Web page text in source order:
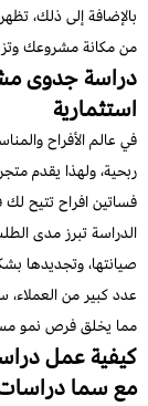
بالإضافة إلى ذلك،
من مكانة مشروعك
دراسة جدوى
استثمارية
في عالم الأفراح
ربحية، ولهذا يقدم
فساتين افراح تتيح
الدراسة تبرز مدى
صيانتها، وتجديدها
عدد كبير من العملاء،
مما يخلق فرص نمو
كيفية عمل
مع سما دراسات